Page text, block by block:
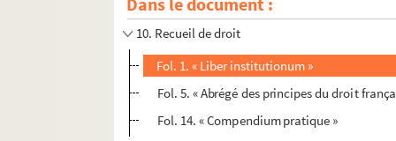
9. Calcul de dépression de l'horizon
10. Recueil de droit
Fol. 1. « Liber institutionum »
Fol. 5. « Abrégé des principes du droit
Fol. 14. « Compendium pratique »